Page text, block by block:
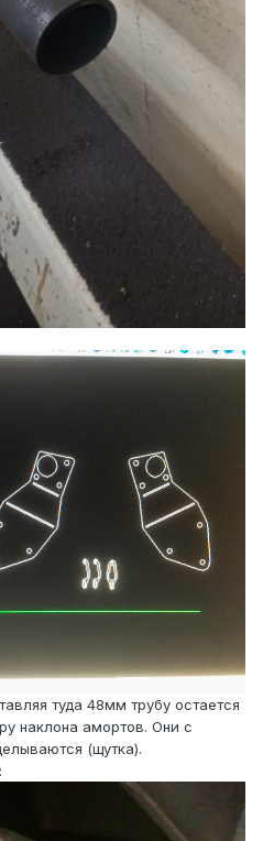
туда 48мм трубу остается
наклона амортов. Они с
(щутка).